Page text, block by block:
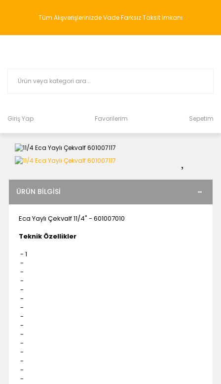
Tüm Alışverişlerinizde Vade Farksız Taksit İmkanı
Giriş Yap Favorilerim Sepetim
ÜRÜN BILGISI
Eca Yaylı Çekvalf 11/4" - 601007010
Teknik Özellikler
- 1
-
-
-
-
-
-
-
-
-
-
-
-
-
-